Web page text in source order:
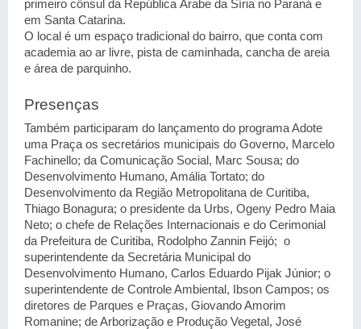
primeiro cônsul da República Árabe da Síria no Paraná e
em Santa Catarina.
O local é um espaço tradicional do bairro, que conta com
academia ao ar livre, pista de caminhada, cancha de areia
e área de parquinho.
Presenças
Também participaram do lançamento do programa Adote
uma Praça os secretários municipais do Governo, Marcelo
Fachinello; da Comunicação Social, Marc Sousa; do
Desenvolvimento Humano, Amália Tortato; do
Desenvolvimento da Região Metropolitana de Curitiba,
Thiago Bonagura; o presidente da Urbs, Ogeny Pedro Maia
Neto; o chefe de Relações Internacionais e do Cerimonial
da Prefeitura de Curitiba, Rodolpho Zannin Feijó; o
superintendente da Secretária Municipal do
Desenvolvimento Humano, Carlos Eduardo Pijak Júnior; o
superintendente de Controle Ambiental, Ibson Campos; os
diretores de Parques e Praças, Giovando Amorim
Romanine; de Arborização e Produção Vegetal, José